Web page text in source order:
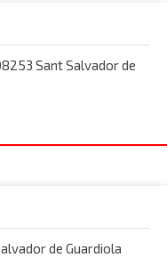
Sant Salvador de
de Guardiola